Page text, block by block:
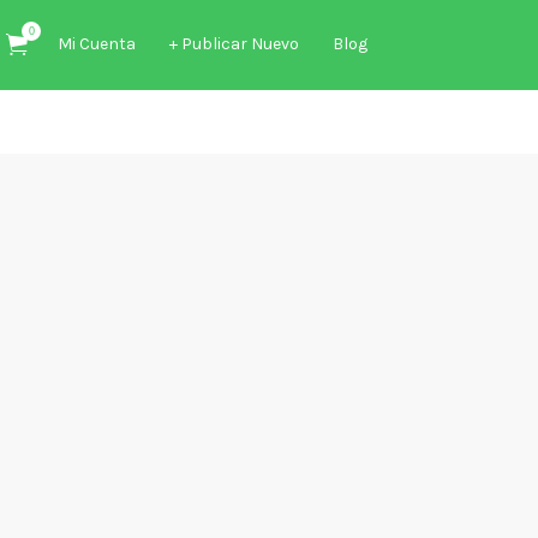
0
Mi Cuenta + Publicar Nuevo Blog